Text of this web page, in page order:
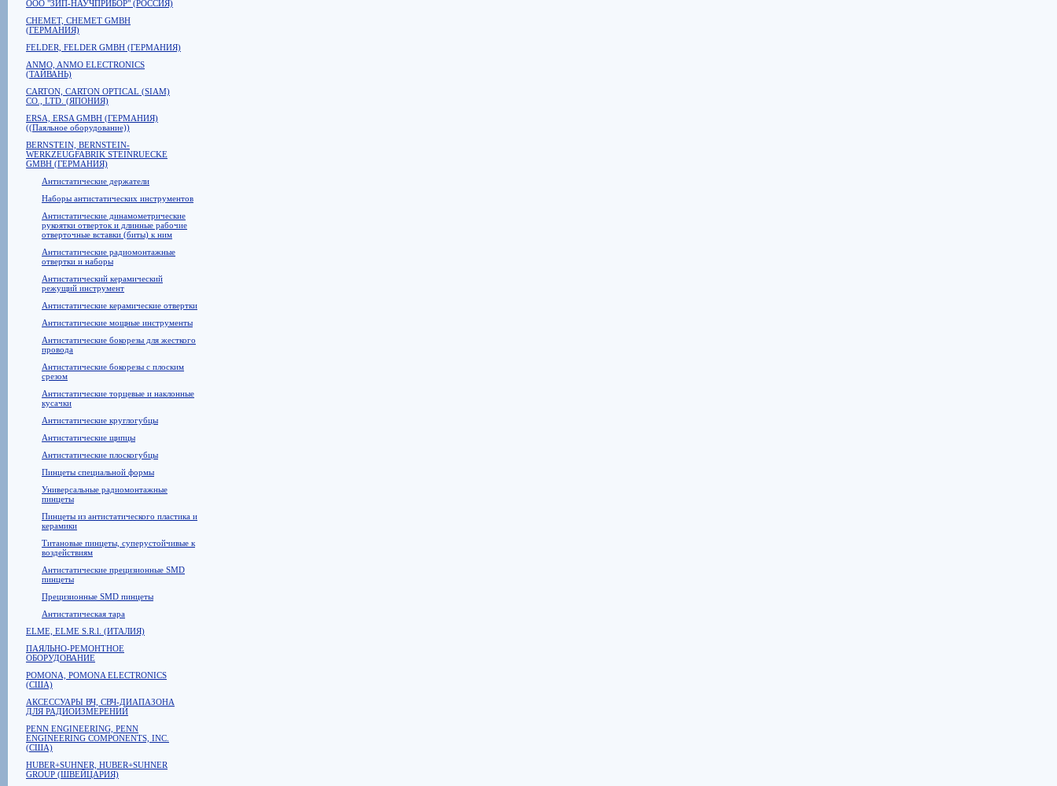
ООО "ЗИП-НАУЧПРИБОР" (РОССИЯ)
CHEMET, CHEMET GMBH
(ГЕРМАНИЯ)
FELDER, FELDER GMBH (ГЕРМАНИЯ)
ANMO, ANMO ELECTRONICS
(ТАЙВАНЬ)
CARTON, CARTON OPTICAL (SIAM)
CO., LTD. (ЯПОНИЯ)
ERSA, ERSA GMBH (ГЕРМАНИЯ)
((Паяльное оборудование))
BERNSTEIN, BERNSTEIN-
WERKZEUGFABRIK STEINRUECKE
GMBH (ГЕРМАНИЯ)
Антистатические держатели
Наборы антистатических инструментов
Антистатические динамометрические
рукоятки отверток и длинные рабочие
отверточные вставки (биты) к ним
Антистатические радиомонтажные
отвертки и наборы
Антистатический керамический
режущий инструмент
Антистатические керамические отвертки
Антистатические мощные инструменты
Антистатические бокорезы для жесткого
провода
Антистатические бокорезы с плоским
срезом
Антистатические торцевые и наклонные
кусачки
Антистатические круглогубцы
Антистатические щипцы
Антистатические плоскогубцы
Пинцеты специальной формы
Универсальные радиомонтажные
пинцеты
Пинцеты из антистатического пластика и
керамики
Титановые пинцеты, суперустойчивые к
воздействиям
Антистатические прецизионные SMD
пинцеты
Прецизионные SMD пинцеты
Антистатическая тара
ELME, ELME S.R.l. (ИТАЛИЯ)
ПАЯЛЬНО-РЕМОНТНОЕ
ОБОРУДОВАНИЕ
POMONA, POMONA ELECTRONICS
(США)
АКСЕССУАРЫ ВЧ, СВЧ-ДИАПАЗОНА
ДЛЯ РАДИОИЗМЕРЕНИЙ
PENN ENGINEERING, PENN
ENGINEERING COMPONENTS, INC.
(США)
HUBER+SUHNER, HUBER+SUHNER
GROUP (ШВЕЙЦАРИЯ)